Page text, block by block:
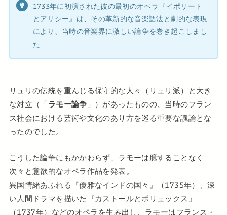
1733年に初演された彼の最初のオペラ『イポリート
とアリシー』は、その革新的な音楽語法と劇的な表現
により、当時の音楽界に激しい論争を巻き起こしまし
た
リュリの伝統を重んじる保守的な人々（リュリ派）と大き
な対立（「ラモー論争」）があったものの、当時のフラン
ス社会における芸術や文化のあり方を巡る重要な議論とな
ったのでした。
こうした論争にもかかわらず、ラモーは臆することなく
次々と意欲的なオペラ作品を発表。
異国情緒あふれる『優雅なインドの国々』（1735年）、深
い人間ドラマを描いた『カストールとポリュックス』
（1737年）などのオペラを生み出し、ラモーはフランス・